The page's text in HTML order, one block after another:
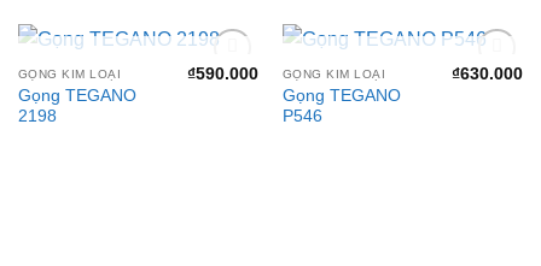
Add to
HẾT HÀNG
GỌNG KIM LOẠI
Gọng TEGANO
2198
₫590.000
Add to
HẾT HÀNG
GỌNG KIM LOẠI
Gọng TEGANO
P546
₫630.000